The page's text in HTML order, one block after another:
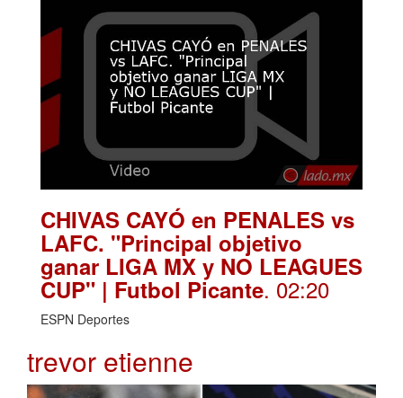
CHIVAS CAYÓ en PENALES vs
LAFC. "Principal objetivo
ganar LIGA MX y NO LEAGUES
CUP" | Futbol Picante. 02:20
ESPN Deportes
trevor etienne